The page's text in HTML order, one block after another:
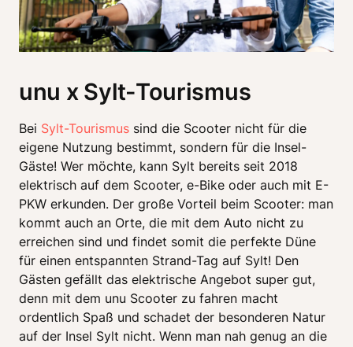
unu x Sylt-Tourismus
Bei Sylt-Tourismus sind die Scooter nicht für die
eigene Nutzung bestimmt, sondern für die Insel-
Gäste! Wer möchte, kann Sylt bereits seit 2018
elektrisch auf dem Scooter, e-Bike oder auch mit E-
PKW erkunden. Der große Vorteil beim Scooter: man
kommt auch an Orte, die mit dem Auto nicht zu
erreichen sind und findet somit die perfekte Düne
für einen entspannten Strand-Tag auf Sylt! Den
Gästen gefällt das elektrische Angebot super gut,
denn mit dem unu Scooter zu fahren macht
ordentlich Spaß und schadet der besonderen Natur
auf der Insel Sylt nicht. Wenn man nah genug an die